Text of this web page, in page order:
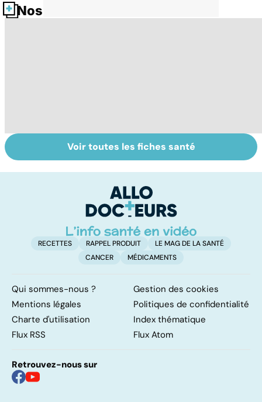
Nos fiches santé
Tout savoir sur
les infections
Inflammation des
amygdales : que
d'angine ?
Voir toutes les fiches santé
RECETTES RAPPEL PRODUIT
LE MAG DE LA SANTÉ
CANCER
MÉDICAMENTS
Qui sommes-nous ?
Gestion des cookies
Mentions légales
Politiques de confidentialité
Charte d'utilisation
Index thématique
Flux RSS
Flux Atom
Retrouvez-nous sur